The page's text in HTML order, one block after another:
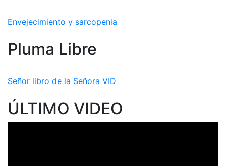
Envejecimiento y sarcopenia
Pluma Libre
Señor libro de la Señora VID
ÚLTIMO VIDEO